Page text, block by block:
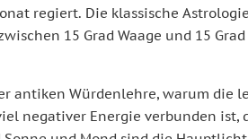
regiert. Die klassische
15 Grad Waage und 15
antiken Würdenlehre, warum die
negativer Energie verbunden ist,